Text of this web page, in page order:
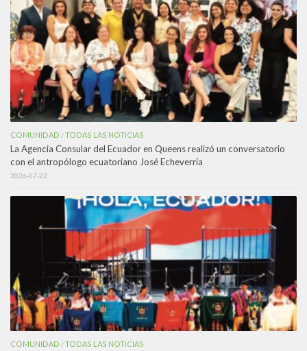
COMUNIDAD /TODAS LAS NOTICIAS
La Agencia Consular del Ecuador en Queens realizó un conversatorio
con el antropólogo ecuatoriano José Echeverría
2026-07-22
COMUNIDAD /TODAS LAS NOTICIAS